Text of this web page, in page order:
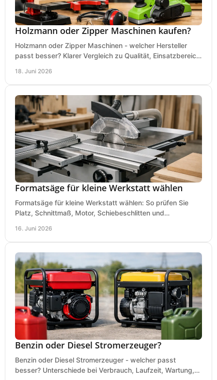
Holzmann oder Zipper Maschinen kaufen?
Holzmann oder Zipper Maschinen - welcher Hersteller
passt besser? Klarer Vergleich zu Qualität, Einsatzbereich,
18. Juni 2026
Formatsäge für kleine Werkstatt wählen
Formatsäge für kleine Werkstatt wählen: So prüfen Sie
Platz, Schnittmaß, Motor, Schiebeschlitten und
16. Juni 2026
Benzin oder Diesel Stromerzeuger?
Benzin oder Diesel Stromerzeuger - welcher passt
besser? Unterschiede bei Verbrauch, Laufzeit, Wartung,